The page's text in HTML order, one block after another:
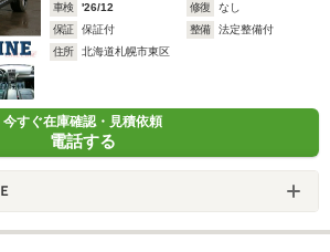
車検
'26/12 修復
なし
保証
保証付 整備
法定整備付
住所
北海道札幌市東区
今すぐ在庫確認・見積依頼
電話する